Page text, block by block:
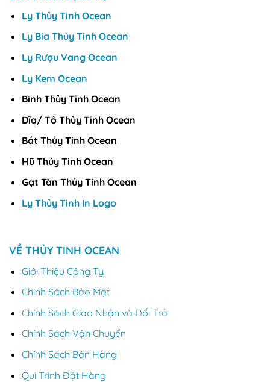
Ly Thủy Tinh Ocean
Ly Bia Thủy Tinh Ocean
Ly Rượu Vang Ocean
Ly Kem Ocean
Bình Thủy Tinh Ocean
Dĩa/ Tô Thủy Tinh Ocean
Bát Thủy Tinh Ocean
Hũ Thủy Tinh Ocean
Gạt Tàn Thủy Tinh Ocean
Ly Thủy Tinh In Logo
VỀ THỦY TINH OCEAN
Giới Thiệu Công Ty
Chính Sách Bảo Mật
Chính Sách Giao Nhận và Đổi Trả
Chính Sách Vận Chuyển
Chính Sách Bán Hàng
Qui Trình Đặt Hàng